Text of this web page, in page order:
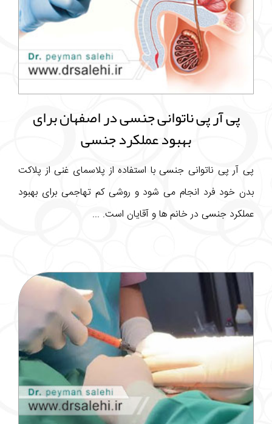
پی آر پی ناتوانی جنسی در اصفهان برای
بهبود عملکرد جنسی
پی آر پی ناتوانی جنسی با استفاده از پلاسمای غنی از پلاکت
بدن خود فرد انجام می شود و روشی کم تهاجمی برای بهبود
عملکرد جنسی در خانم ها و آقایان است. ...